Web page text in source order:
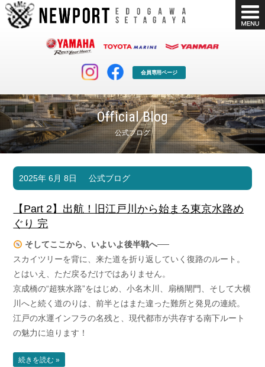
会員専用ページ
Official Blog
公式ブログ
マリンクラブ
マリンライフを堪能したい！
ボート販売
ボート免許
長年の実績と信頼！
シースタイル
Sea-Style
店舗情報
お問い合わせ
Contact us Company
採用情報 リンク集
2025年 6月 8日 公式ブログ
【Part 2】出航！旧江戸川から始まる東京水路め
ぐり 完
そしてここから、いよいよ後半戦へ──
スカイツリーを背に、来た道を折り返していく復路のルート。
とはいえ、ただ戻るだけではありません。
京成橋の“超狭水路”をはじめ、小名木川、扇橋閘門、そして大横
川へと続く道のりは、前半とはまた違った難所と発見の連続。
江戸の水運インフラの名残と、現代都市が共存する南下ルート
の魅力に迫ります！
続きを読む »